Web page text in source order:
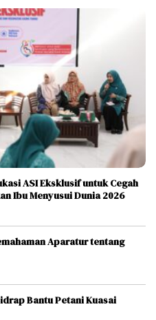
ASI Eksklusif untuk Cegah
Ibu Menyusui Dunia 2026
Aparatur tentang
Bantu Petani Kuasai